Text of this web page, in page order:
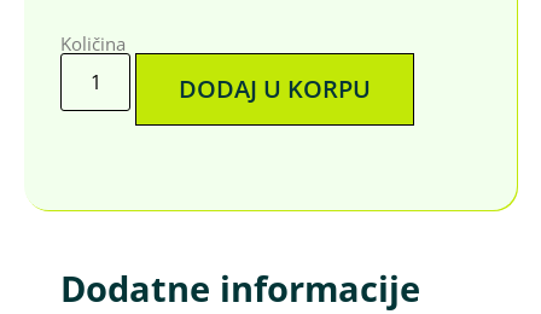
Količina
DODAJ U KORPU
Dodatne informacije